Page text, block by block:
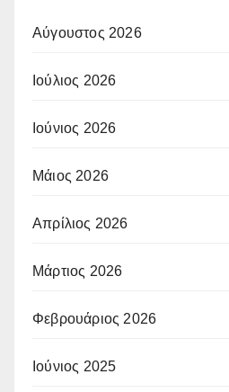
Αύγουστος 2026
Ιούλιος 2026
Ιούνιος 2026
Μάιος 2026
Απρίλιος 2026
Μάρτιος 2026
Φεβρουάριος 2026
Ιούνιος 2025